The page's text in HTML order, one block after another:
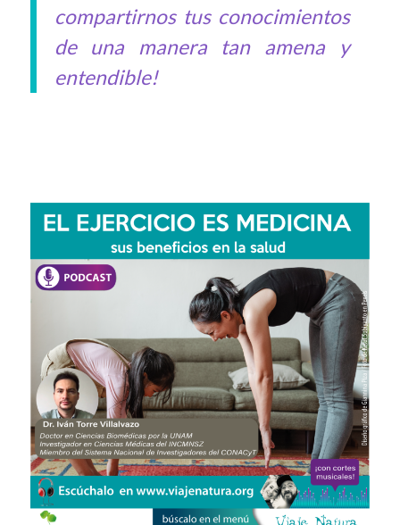
compartirnos tus conocimientos
de una manera tan amena y
entendible!